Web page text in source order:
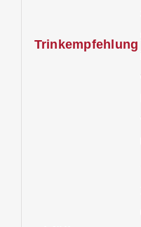
Trinkempfehlung